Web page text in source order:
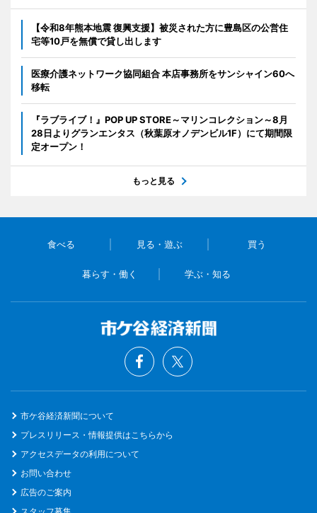
【令和8年熊本地震 復興支援】被災された方に豊島区の公営住
宅等10戸を無償で貸し出します
医療介護ネットワーク協同組合 本店事務所をサンシャイン60へ
移転
『ラブライブ！』POP UP STORE～マリンコレクション～8月
28日よりグランエンタス（秋葉原オノデンビル1F）にて期間限
定オープン！
もっと見る
食べる 見る・遊ぶ 買う
暮らす・働く 学ぶ・知る
市ケ谷経済新聞について
プレスリリース・情報提供はこちらから
アクセスデータの利用について
お問い合わせ
広告のご案内